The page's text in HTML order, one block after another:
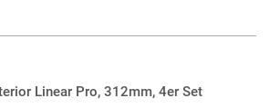
Linear Pro, 312mm, 4er Set